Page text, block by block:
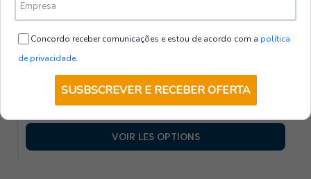
156400-001-UD
Tablier à bavette et lanière en cuir 72 x 80
cm | GARY'S
€26,00 HT
VOIR LES OPTIONS
Concordo receber comunicações e estou de acordo com a política
de privacidade.
SUSBSCREVER E RECEBER OFERTA